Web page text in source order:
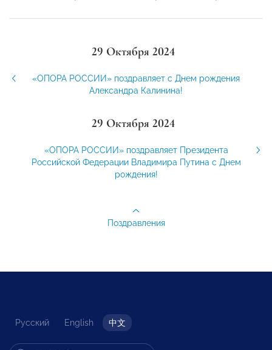
29 Октября 2024
«ОПОРА РОССИИ» поздравляет с Днем рождения
Александра Калинина!
29 Октября 2024
«ОПОРА РОССИИ» поздравляет Президента
Российской Федерации Владимира Путина с Днем
рождения!
Поздравления
Русский English 中文